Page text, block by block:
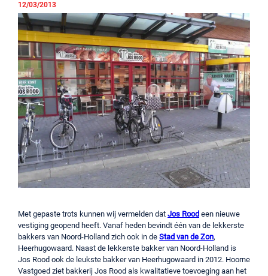
12/03/2013
Met gepaste trots kunnen wij vermelden dat Jos Rood een nieuwe
vestiging geopend heeft. Vanaf heden bevindt één van de lekkerste
bakkers van Noord-Holland zich ook in de Stad van de Zon,
Heerhugowaard. Naast de lekkerste bakker van Noord-Holland is
Jos Rood ook de leukste bakker van Heerhugowaard in 2012. Hoorne
Vastgoed ziet bakkerij Jos Rood als kwalitatieve toevoeging aan het